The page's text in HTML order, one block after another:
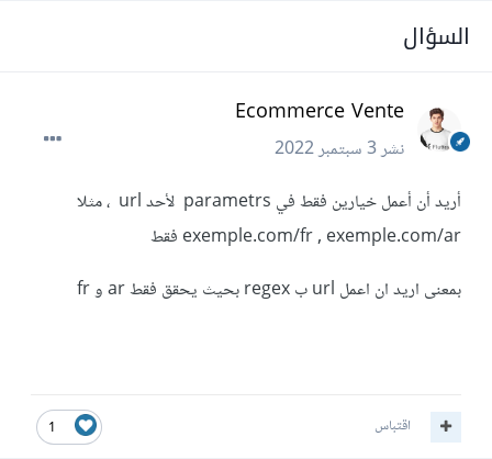
السؤال
Ecommerce Vente
نشر3 سبتمبر 2022
أريد أن أعمل خيارين فقط في parametrs لأحد url ، مثلا
exemple.com/fr , exemple.com/ar فقط
بمعنى اريد ان اعمل url ب regex بحيث يحقق فقط ar و fr
1 اقتباس